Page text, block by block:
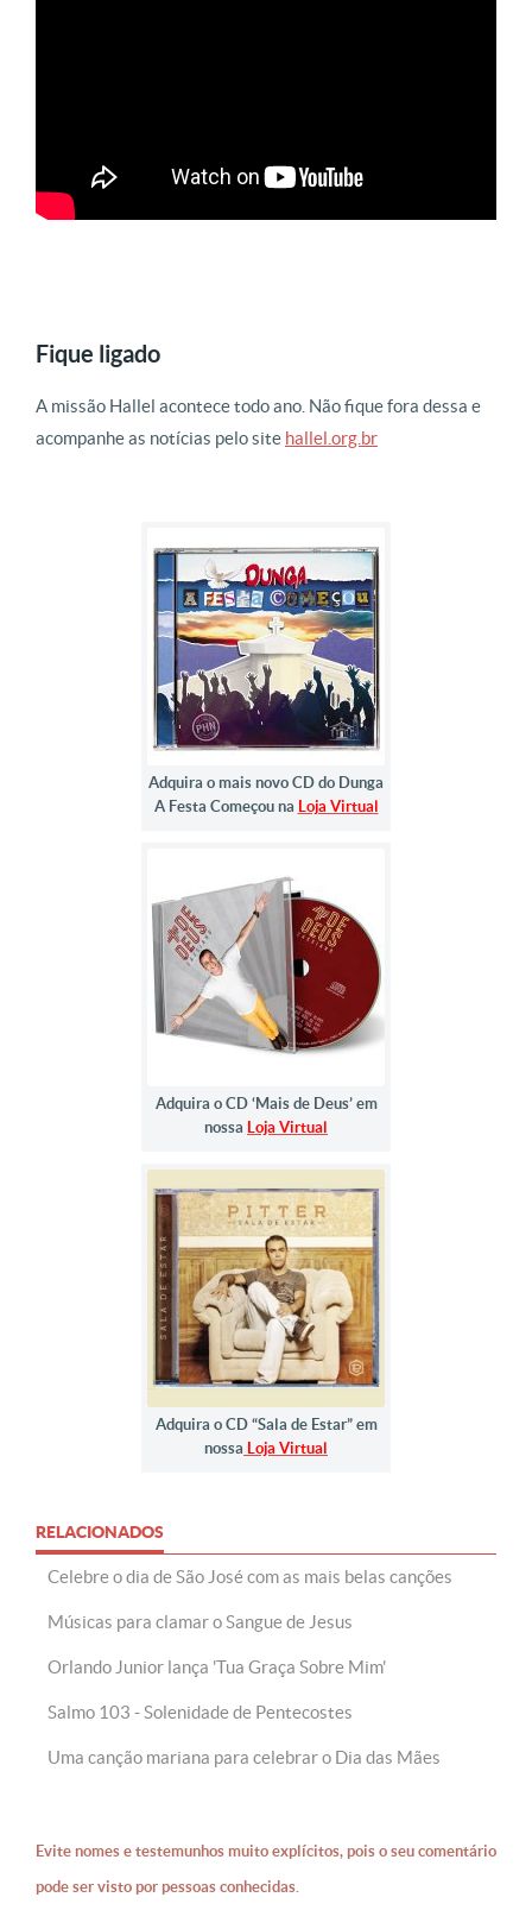
Fique ligado
A missão Hallel acontece todo ano. Não fique fora dessa e
acompanhe as notícias pelo site hallel.org.br
Adquira o mais novo CD do Dunga
A Festa Começou na Loja Virtual
Adquira o CD ‘Mais de Deus’ em
nossa Loja Virtual
Adquira o CD “Sala de Estar” em
nossa Loja Virtual
RELACIONADOS
Celebre o dia de São José com as mais belas canções
Músicas para clamar o Sangue de Jesus
Orlando Junior lança 'Tua Graça Sobre Mim'
Salmo 103 - Solenidade de Pentecostes
Uma canção mariana para celebrar o Dia das Mães
Evite nomes e testemunhos muito explícitos, pois o seu comentário
pode ser visto por pessoas conhecidas.